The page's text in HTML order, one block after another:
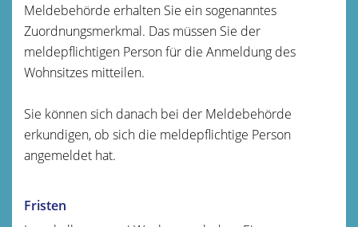
Meldebehörde erhalten Sie ein sogenanntes
Zuordnungsmerkmal. Das müssen Sie der
meldepflichtigen Person für die Anmeldung des
Wohnsitzes mitteilen.
Sie können sich danach bei der Meldebehörde
erkundigen, ob sich die meldepflichtige Person
angemeldet hat.
Fristen